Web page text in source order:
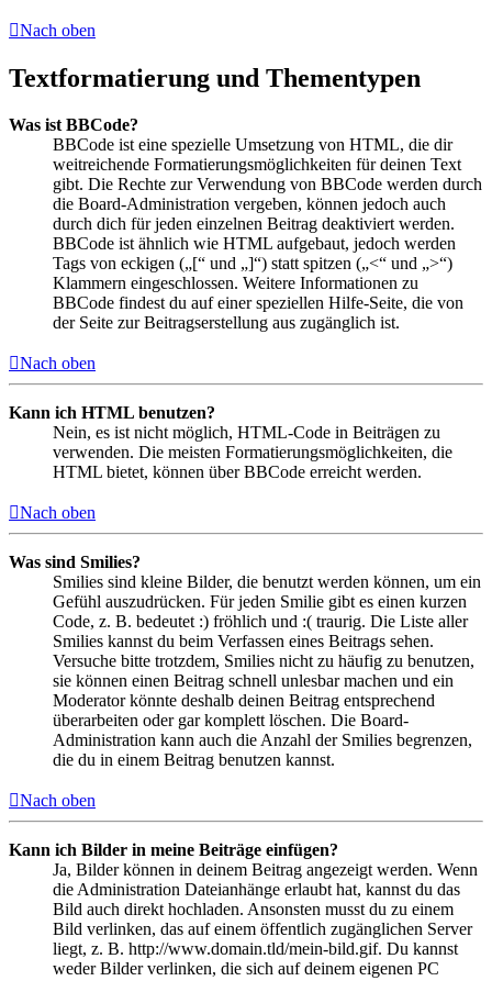
Nach oben
Textformatierung und Thementypen
Was ist BBCode?
BBCode ist eine spezielle Umsetzung von HTML, die dir
weitreichende Formatierungsmöglichkeiten für deinen Text
gibt. Die Rechte zur Verwendung von BBCode werden durch
die Board-Administration vergeben, können jedoch auch
durch dich für jeden einzelnen Beitrag deaktiviert werden.
BBCode ist ähnlich wie HTML aufgebaut, jedoch werden
Tags von eckigen („[“ und „]“) statt spitzen („<“ und „>“)
Klammern eingeschlossen. Weitere Informationen zu
BBCode findest du auf einer speziellen Hilfe-Seite, die von
der Seite zur Beitragserstellung aus zugänglich ist.
Nach oben
Kann ich HTML benutzen?
Nein, es ist nicht möglich, HTML-Code in Beiträgen zu
verwenden. Die meisten Formatierungsmöglichkeiten, die
HTML bietet, können über BBCode erreicht werden.
Nach oben
Was sind Smilies?
Smilies sind kleine Bilder, die benutzt werden können, um ein
Gefühl auszudrücken. Für jeden Smilie gibt es einen kurzen
Code, z. B. bedeutet :) fröhlich und :( traurig. Die Liste aller
Smilies kannst du beim Verfassen eines Beitrags sehen.
Versuche bitte trotzdem, Smilies nicht zu häufig zu benutzen,
sie können einen Beitrag schnell unlesbar machen und ein
Moderator könnte deshalb deinen Beitrag entsprechend
überarbeiten oder gar komplett löschen. Die Board-
Administration kann auch die Anzahl der Smilies begrenzen,
die du in einem Beitrag benutzen kannst.
Nach oben
Kann ich Bilder in meine Beiträge einfügen?
Ja, Bilder können in deinem Beitrag angezeigt werden. Wenn
die Administration Dateianhänge erlaubt hat, kannst du das
Bild auch direkt hochladen. Ansonsten musst du zu einem
Bild verlinken, das auf einem öffentlich zugänglichen Server
liegt, z. B. http://www.domain.tld/mein-bild.gif. Du kannst
weder Bilder verlinken, die sich auf deinem eigenen PC